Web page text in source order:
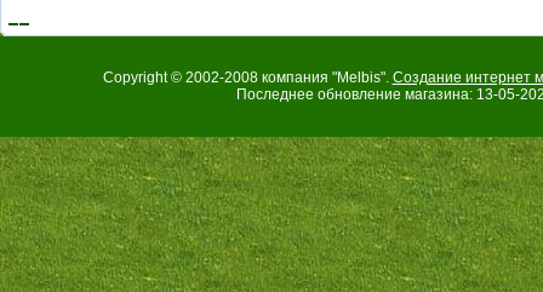
Copyright © 2002-2008 компания "Melbis". Создание интернет
Последнее обновление магазина: 13-05-